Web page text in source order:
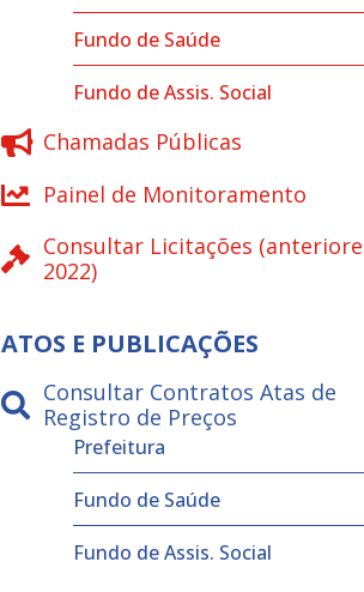
Fundo de Saúde
Fundo de Assis. Social
Chamadas Públicas
Painel de Monitoramento
Consultar Licitações
2022)
ATOS E PUBLICAÇÕES
Consultar Contratos Atas de
Registro de Preços
Prefeitura
Fundo de Saúde
Fundo de Assis. Social